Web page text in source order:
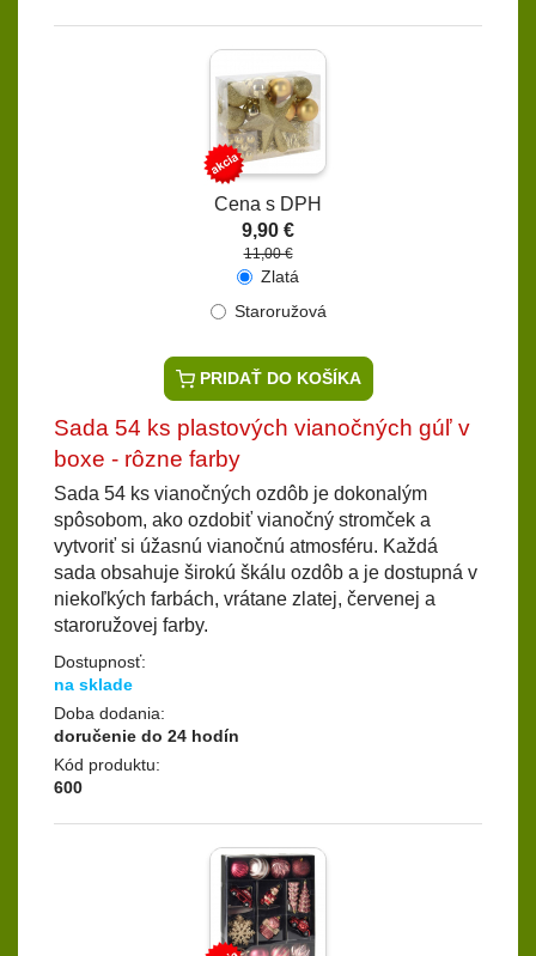
Cena s DPH
9,90 €
11,00 €
Zlatá
Staroružová
PRIDAŤ DO KOŠÍKA
Sada 54 ks plastových vianočných gúľ v
boxe - rôzne farby
Sada 54 ks vianočných ozdôb je dokonalým
spôsobom, ako ozdobiť vianočný stromček a
vytvoriť si úžasnú vianočnú atmosféru. Každá
sada obsahuje širokú škálu ozdôb a je dostupná v
niekoľkých farbách, vrátane zlatej, červenej a
staroružovej farby.
Dostupnosť:
na sklade
Doba dodania:
doručenie do 24 hodín
Kód produktu:
600